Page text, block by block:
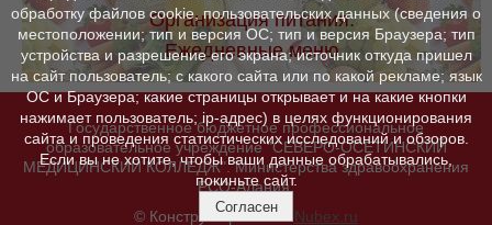
Организация питания.
Ежедневные меню
Государственное бюджетное профессиональное
образовательное учреждение "СЕВЕРО-ОСЕТИНСКИЙ
МЕДИЦИНСКИЙ КОЛЛЕДЖ". Министерства здравоохранения
РСО-Алания.
© Конструктор сайтов Nubex.ru
обработку файлов cookie, пользовательских данных (сведения о
местоположении; тип и версия ОС; тип и версия Браузера; тип
устройства и разрешение его экрана; источник откуда пришел
на сайт пользователь; с какого сайта или по какой рекламе; язык
ОС и Браузера; какие страницы открывает и на какие кнопки
нажимает пользователь; ip-адрес) в целях функционирования
сайта и проведения статистических исследований и обзоров.
Если вы не хотите, чтобы ваши данные обрабатывались,
покиньте сайт.
Согласен